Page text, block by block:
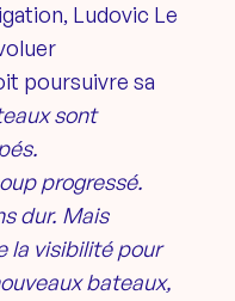
Ludovic Le
poursuivre sa
sont
progressé.
dur. Mais
la visibilité pour
bateaux,